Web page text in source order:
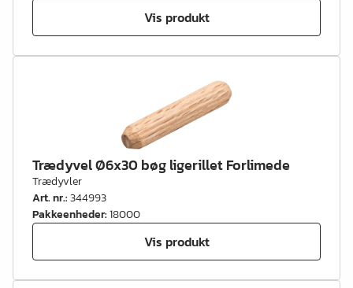
Vis produkt
Trædyvel Ø6x30 bøg ligerillet Forlimede
Trædyvler
Art. nr.:344993
Pakkeenheder:18000
Vis produkt